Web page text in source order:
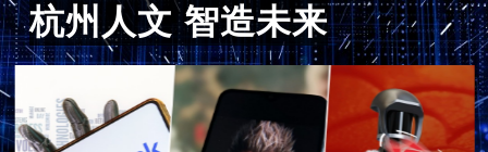
杭州人文 智造未来